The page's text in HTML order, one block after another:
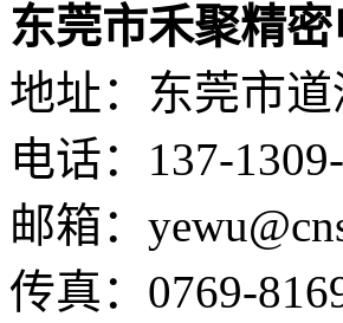
东莞市禾聚精
地址：东莞市
电话：137-
邮箱：
传真：0769-